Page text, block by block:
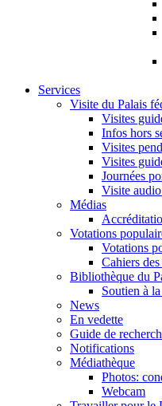
Services
Visite du Palais
Visites
Infos hors
Visites
Visites
Journées
Visite
Médias
Votations
Votations
Cahiers
Bibliothèque du
Soutien à
News
En vedette
Guide de
Notifications
Médiathèque
Photos:
Webcam